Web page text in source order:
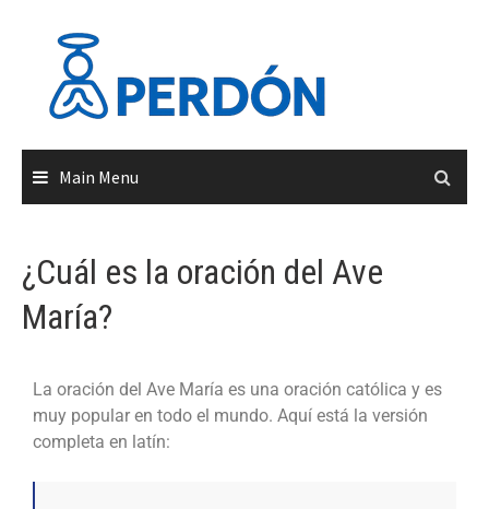
Main Menu
¿Cuál es la oración del Ave
María?
La oración del Ave María es una oración católica y es
muy popular en todo el mundo. Aquí está la versión
completa en latín: